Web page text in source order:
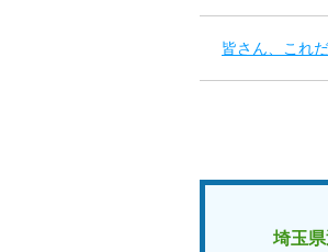
皆さん、これ
埼玉